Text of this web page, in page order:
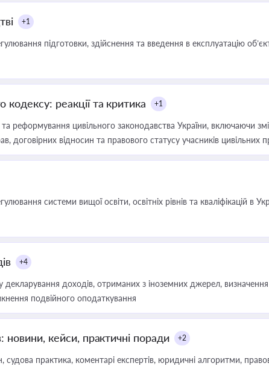
+1
підготовки, здійснення та введення в експлуатацію
реакції та критика +1
реформування цивільного законодавства України, включаючи
договірних відносин та правового статусу учасників цивільних
системи вищої освіти, освітніх рівнів та кваліфікацій в
+4
декларування доходів, отриманих з іноземних джерел,
подвійного оподаткування
новини, кейси, практичні поради +2
практика, коментарі експертів, юридичні алгоритми,